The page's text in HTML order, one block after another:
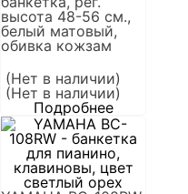
высота 48-56 см.,
белый матовый,
обивка кожзам
(Нет в наличии)
(Нет в наличии)
Подробнее